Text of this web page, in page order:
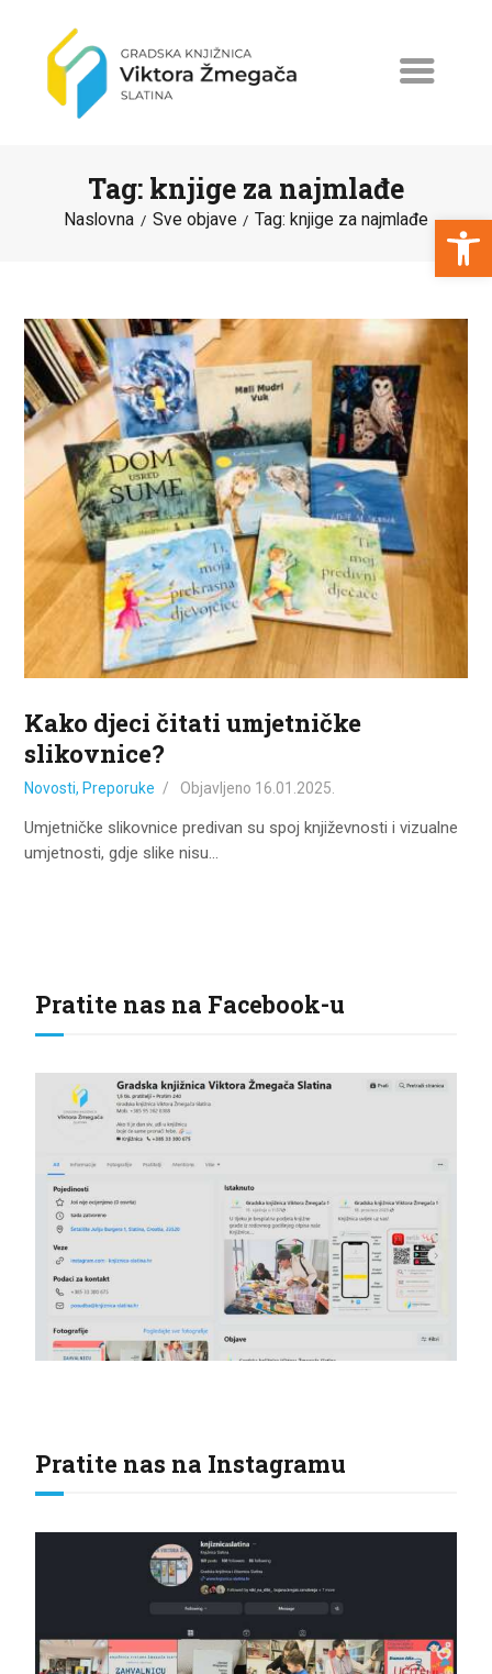
Open toolbar
Tag: knjige za najmlađe
Naslovna Sve objave Tag: knjige za najmlađe
NOVOSTI
ERASMUS+
PROGRAMI I PROJEKTI
KATALOG
O KNJIŽNICI
ZA KORISNIKE
ODJELI
DOKUMENTI
KONTAKT
Kako djeci čitati umjetničke
slikovnice?
Novosti, Preporuke Objavljeno 16.01.2025.
Umjetničke slikovnice predivan su spoj književnosti i vizualne
umjetnosti, gdje slike nisu…
Pratite nas na Facebook-u
Pratite nas na Instagramu